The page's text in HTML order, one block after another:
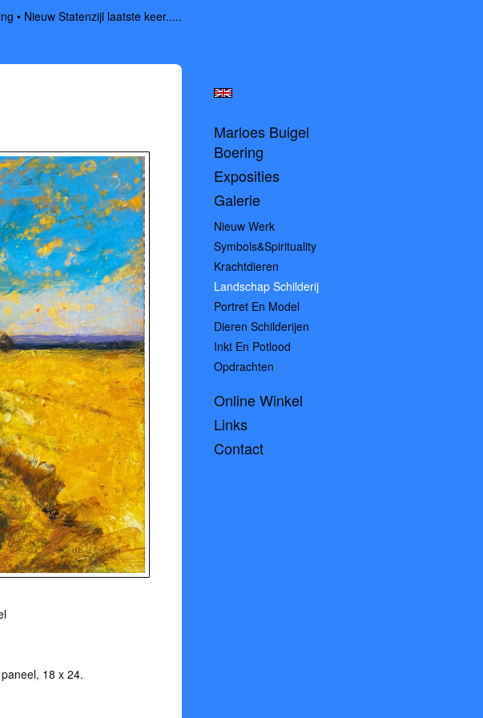
Nieuw Statenzijl laatste keer.....
18 x 24.
Marloes Buigel
Boering
Exposities
Galerie
Nieuw Werk
Symbols&spirituality
Krachtdieren
Landschap Schilderij
Portret En Model
Dieren Schilderijen
Inkt En Potlood
Opdrachten
Online Winkel
Links
Contact